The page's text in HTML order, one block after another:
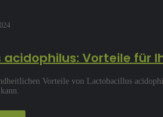
Vorteile für
Vorteile von Lactobacillus